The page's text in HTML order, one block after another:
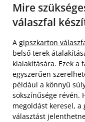
Mire
válaszfal
A gipszkarton
belső terek
kialakítására. Ezek a
egyszerűen
például a könnyű
sokszínűsége révén.
megoldást keresel,
választást